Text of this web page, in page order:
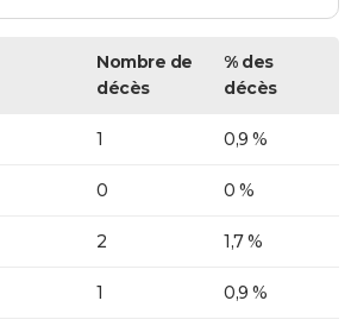
Nombre de
décès
% des
décès
1 0,9 %
0 0 %
2 1,7 %
1 0,9 %